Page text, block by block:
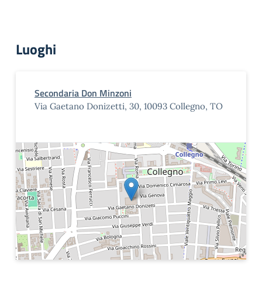
Luoghi
Secondaria Don Minzoni
Via Gaetano Donizetti, 30, 10093 Collegno, TO